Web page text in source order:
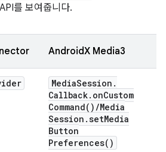
를 보여줍니다.
AndroidX Media3
MediaSession .
Callback. onCustom
Command( ) /Media
Session .setMedia
Button
Preferences( )